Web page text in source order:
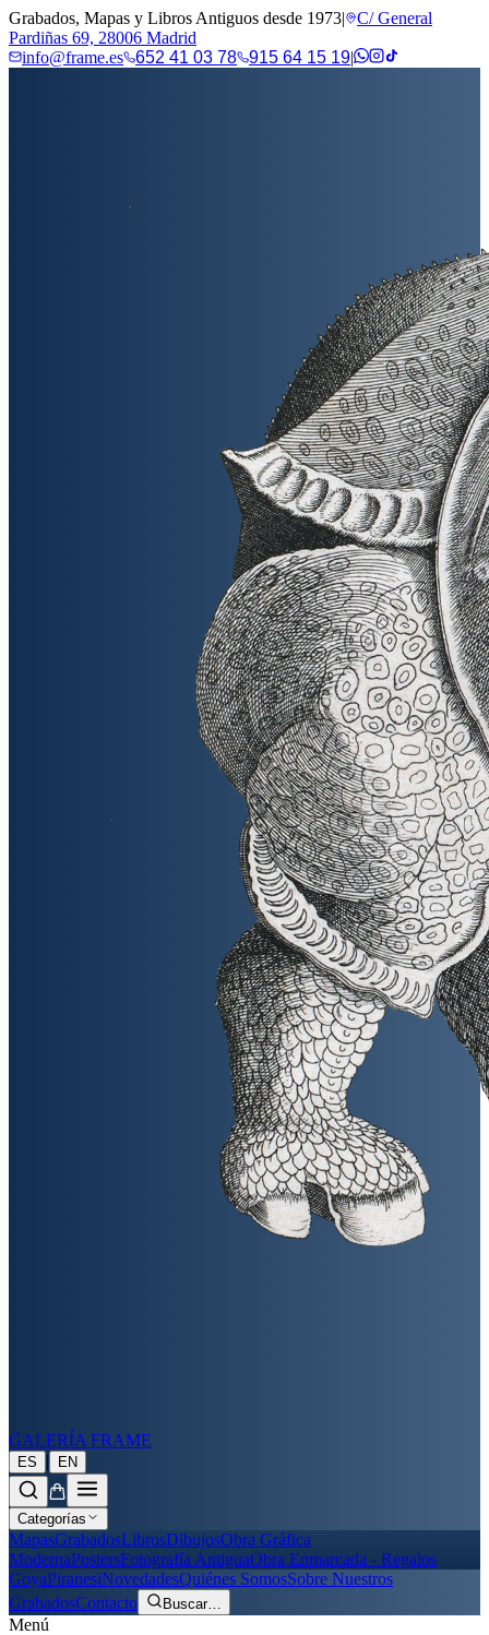
Grabados, Mapas y Libros Antiguos desde 1973|
C/ General
Pardiñas 69, 28006 Madrid
info@frame.es
652 41 03 78 915 64 15 19|
GALERÍA FRAME
ES | EN
Categorías
MapasGrabadosLibrosDibujosObra Gráfica
ModernaPostersFotografía AntiguaObra Enmarcada - Regalos
GoyaPiranesiNovedadesQuiénes SomosSobre Nuestros
GrabadosContacto Buscar…
Menú